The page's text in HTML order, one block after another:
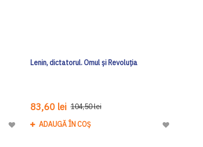
Adaugă
Lenin, dictatorul. Omul și Revoluția
83,60 lei 104,50 lei
ADAUGĂ ÎN COȘ
Adaugă